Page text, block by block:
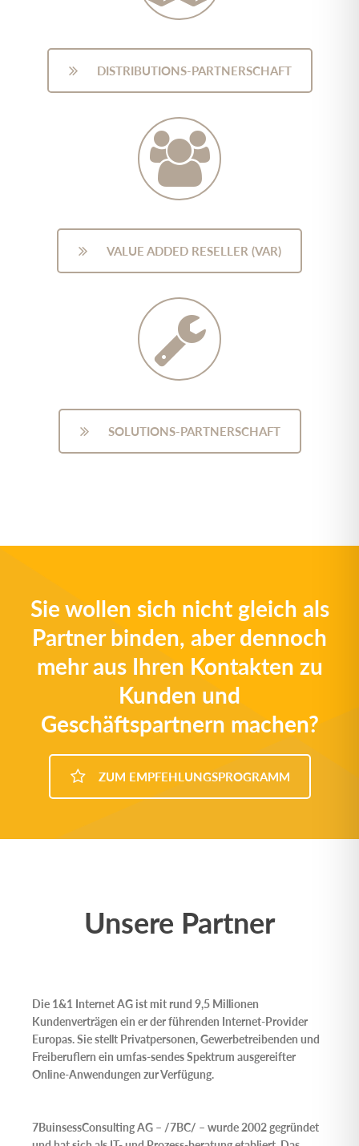
DISTRIBUTIONS-PARTNERSCHAFT
VALUE ADDED RESELLER (VAR)
SOLUTIONS-PARTNERSCHAFT
Sie wollen sich nicht gleich als
Partner binden, aber dennoch
mehr aus Ihren Kontakten zu
Kunden und
Geschäftspartnern machen?
ZUM EMPFEHLUNGSPROGRAMM
Unsere Partner
Die 1&1 Internet AG ist mit rund 9,5 Millionen
Kundenverträgen ein er der führenden Internet-Provider
Europas. Sie stellt Privatpersonen, Gewerbetreibenden und
Freiberuflern ein umfas-sendes Spektrum ausgereifter
Online-Anwendungen zur Verfügung.
7BuinsessConsulting AG – /7BC/ – wurde 2002 gegründet